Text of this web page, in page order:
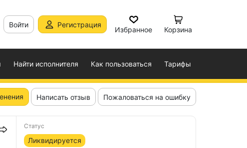
Войти Регистрация
Избранное Корзина
Найти исполнителя Как пользоваться Тарифы
Написать отзыв Пожаловаться на ошибку
Статус
Ликвидируется